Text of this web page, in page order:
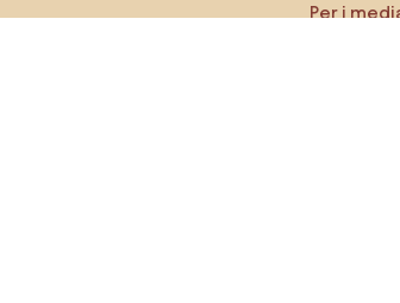
funzionalità e diventa
Per i